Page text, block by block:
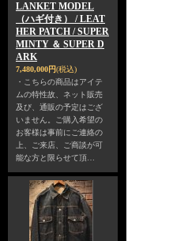
LANKET MODEL
（ハギ付き） / LEAT
HER PATCH / SUPER
MINTY ＆ SUPER D
ARK
7,480,000円(税込)
・こちらの商品はアイテ
ムの特性故、ネット販売
及び、通販の予定はござ
いません。ご購入希望の
お客様は事前にご連絡の
上、ご来店、ご商談が可
能な方と限らせて頂…